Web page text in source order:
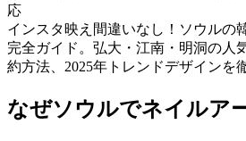
応
インスタ映え間違いなし！ソウルの
完全ガイド。弘大・江南・明洞の人
約方法、2025年トレンドデザインを
なぜソウルでネイルア